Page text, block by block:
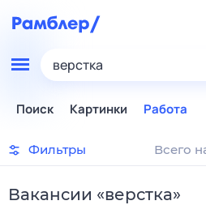
верстка
Поиск Картинки Работа
Фильтры Всего
Вакансии «верстка»